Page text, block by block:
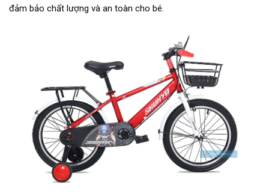
đảm bảo chất lượng và an toàn cho bé.